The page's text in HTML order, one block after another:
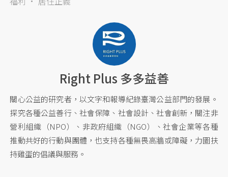
Right Plus 多多益善
關心公益的研究者，以文字和報導紀錄臺灣公益部門的發展。
探究各種公益善行、社會保障、社會設計、社會創新，關注非
營利組織（NPO）、非政府組織（NGO）、社會企業等各種
推動共好的行動與團體，也支持各種無畏高牆或障礙，力圖扶
持雞蛋的倡議與服務。